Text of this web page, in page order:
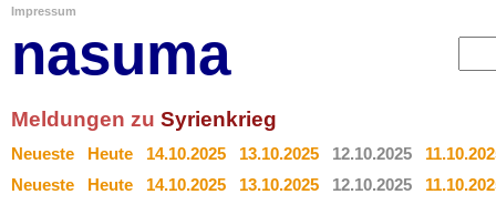
Impressum
nasuma
Meldungen zu Syrienkrieg
Neueste Heute 14.10.2025 13.10.2025 12.10.2025
Neueste
Heute 14.10.2025 13.10.2025 12.10.2025